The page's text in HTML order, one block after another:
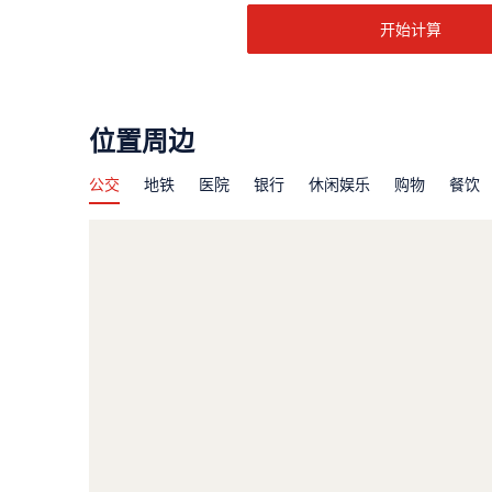
位置周边
公交 地铁 医院 银行 休闲娱乐 购物 餐饮